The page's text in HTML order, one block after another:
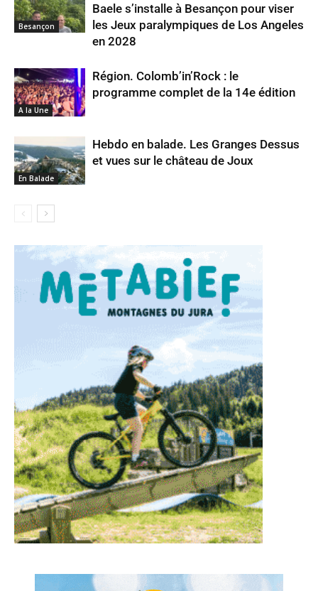
Besançon
Baele s’installe à Besançon pour viser
les Jeux paralympiques de Los Angeles
en 2028
A la Une
Région. Colomb’in’Rock : le
programme complet de la 14e édition
En Balade
Hebdo en balade. Les Granges Dessus
et vues sur le château de Joux